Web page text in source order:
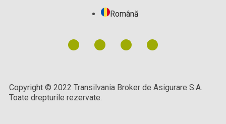
Română
Copyright © 2022 Transilvania Broker de Asigurare S.A.
Toate drepturile rezervate.